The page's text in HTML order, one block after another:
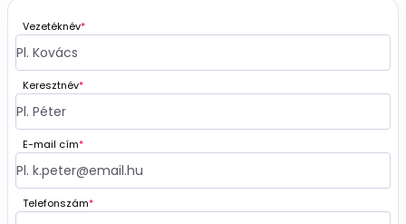
Vezetéknév*
Keresztnév*
E-mail cím*
Telefonszám*